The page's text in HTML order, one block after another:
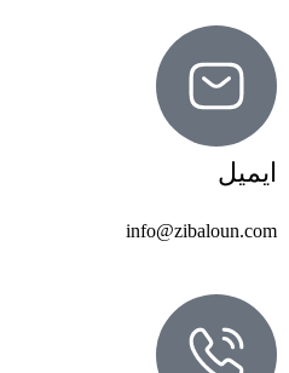
ایمیل
info@zibaloun.com